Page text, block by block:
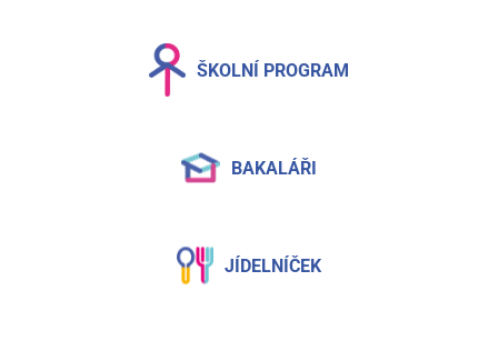
ŠKOLNÍ PROGRAM
BAKALÁŘI
JÍDELNÍČEK